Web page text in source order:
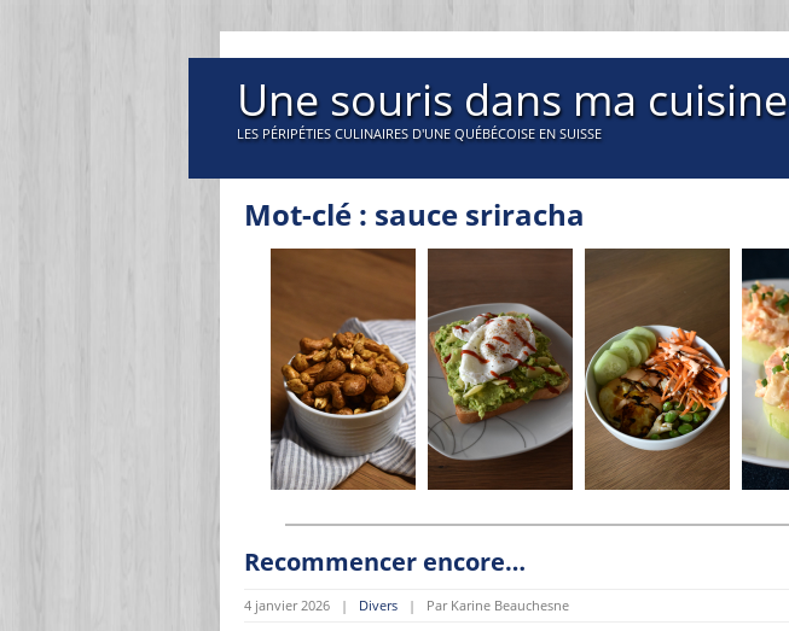
Une souris dans ma cuisine
LES PÉRIPÉTIES CULINAIRES D'UNE QUÉBÉCOISE EN SUISSE
Mot-clé : sauce sriracha
Recommencer encore…
4 janvier 2026 | Divers | Par Karine Beauchesne